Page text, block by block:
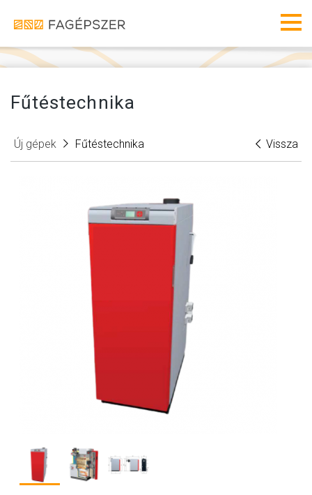
Fűtéstechnika
Új gépek Fűtéstechnika Vissza